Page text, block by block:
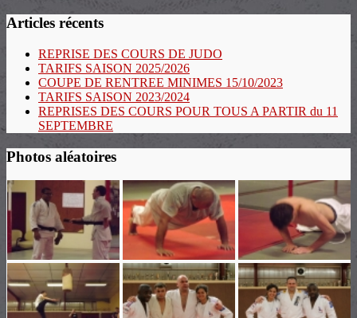
Articles récents
REPRISE DES COURS DE JUDO
TARIFS SAISON 2025/2026
COUPE DE RENTREE MINIMES 15/10/2023
TARIFS SAISON 2023/2024
REPRISES DES COURS POUR TOUS A PARTIR du 11
SEPTEMBRE
Photos aléatoires